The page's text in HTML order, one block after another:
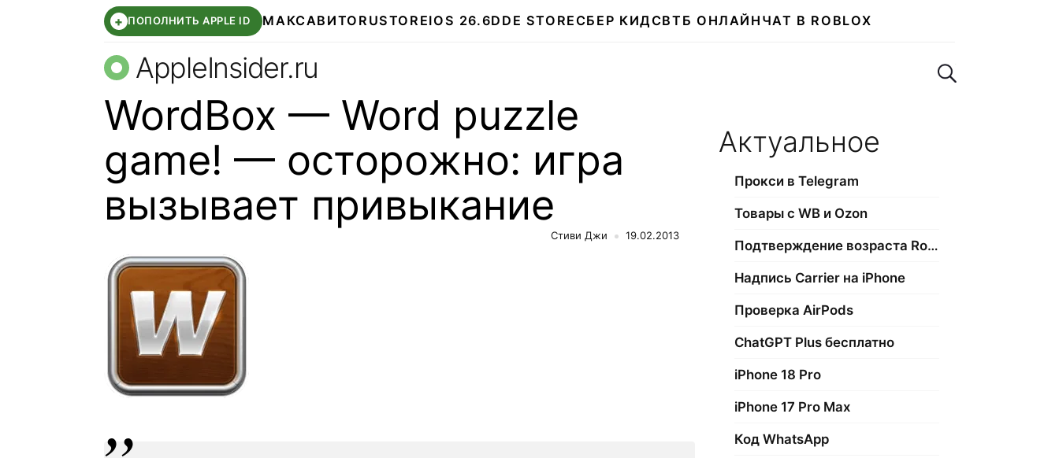
+ ПОПОЛНИТЬ APPLE ID МАКСАВИТО RUSTOREIOS 26.6DDE STORE СБЕР КИДСВТБ ОНЛАЙН ЧАТ В ROBLOX
AppleInsider.ru Поиск по сайту
WordBox — Word puzzle
game! — осторожно: игра
вызывает привыкание
Стиви Джи 19.02.2013
Актуальное
Прокси в Telegram
Товары с WB и Ozon
Подтверждение возраста Roblox
Надпись Carrier на iPhone
Проверка AirPods
ChatGPT Plus бесплатно
iPhone 18 Pro
iPhone 17 Pro Max
Код WhatsApp